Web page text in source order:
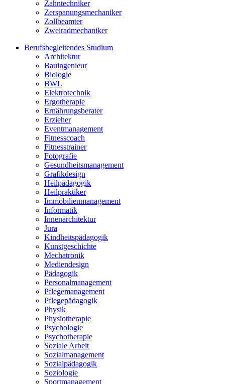
Zahntechniker
Zerspanungsmechaniker
Zollbeamter
Zweiradmechaniker
Berufsbegleitendes Studium
Architektur
Bauingenieur
Biologie
BWL
Elektrotechnik
Ergotherapie
Ernährungsberater
Erzieher
Eventmanagement
Fitnesscoach
Fitnesstrainer
Fotografie
Gesundheitsmanagement
Grafikdesign
Heilpädagogik
Heilpraktiker
Immobilienmanagement
Informatik
Innenarchitektur
Jura
Kindheitspädagogik
Kunstgeschichte
Mechatronik
Mediendesign
Pädagogik
Personalmanagement
Pflegemanagement
Pflegepädagogik
Physik
Physiotherapie
Psychologie
Psychotherapie
Soziale Arbeit
Sozialmanagement
Sozialpädagogik
Soziologie
Sportmanagement